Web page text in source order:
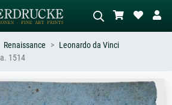
Beschreiben Sie die Szene – z.B. Grüne
Wiese, Abstrakt mit viel Rot, Dunkles
Renaissance
Leonardo da Vinci
1514